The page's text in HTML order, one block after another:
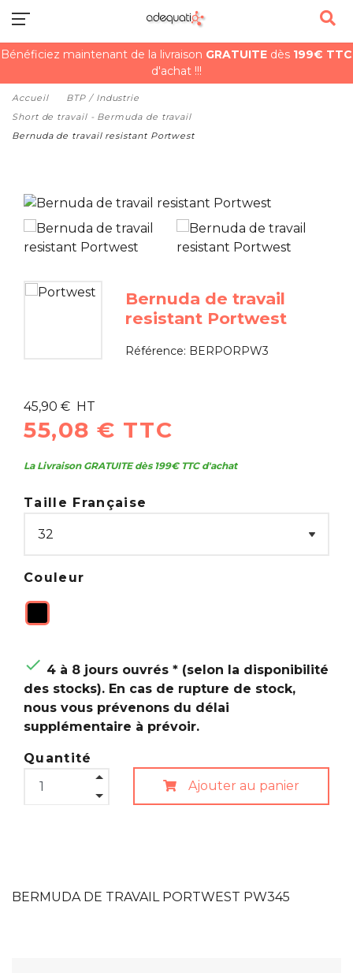
Bénéficiez maintenant de la livraison GRATUITE dès 199€ TTC
d'achat !!!
Accueil
BTP / Industrie
Short de travail - Bermuda de travail
Bernuda de travail resistant Portwest
Bernuda de travail
resistant Portwest
Référence: BERPORPW3
45,90 € HT
55,08 € TTC
La Livraison GRATUITE dès 199€ TTC d'achat
Taille Française
Couleur
 4 à 8 jours ouvrés * (selon la disponibilité
des stocks). En cas de rupture de stock,
nous vous prévenons du délai
supplémentaire à prévoir.
Quantité
Ajouter au panier
BERMUDA DE TRAVAIL PORTWEST PW345